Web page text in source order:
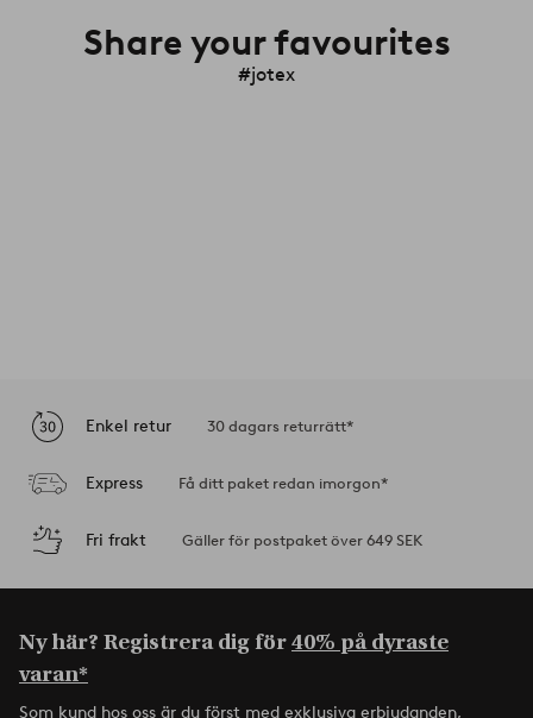
Share your favourites
#jotex
Enkel retur 30 dagars returrätt*
Express Få ditt paket redan imorgon*
Fri frakt Gäller för postpaket över 649 SEK
Ny här? Registrera dig för40% på dyraste
varan*
Som kund hos oss är du först med exklusiva erbjudanden,